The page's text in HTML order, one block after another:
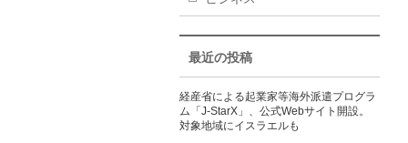
最近の投稿
経産省による起業家等海外派遣プログラ
ム「J-StarX」、公式Webサイト開設。
対象地域にイスラエルも